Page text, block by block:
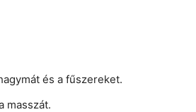
és a fűszereket.
masszát.